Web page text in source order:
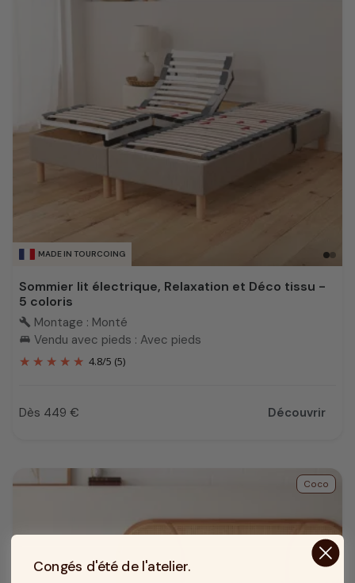
MADE IN TOURCOING
Sommier lit électrique, Relaxation et Déco tissu -
5 coloris
build Montage : Monté
king_bed Vendu avec pieds : Avec pieds
4.8/5 (5)
Prix
Dès 449 € Découvrir
Coco
Congés d'été de l'atelier.